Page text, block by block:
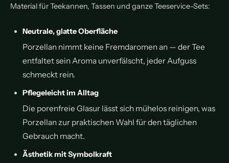
Material für Teekannen, Tassen und ganze Teeservice-Sets:
Neutrale, glatte Oberfläche
Porzellan nimmt keine Fremdaromen an — der Tee
entfaltet sein Aroma unverfälscht, jeder Aufguss
schmeckt rein.
Pflegeleicht im Alltag
Die porenfreie Glasur lässt sich mühelos reinigen, was
Porzellan zur praktischen Wahl für den täglichen
Gebrauch macht.
Ästhetik mit Symbolkraft